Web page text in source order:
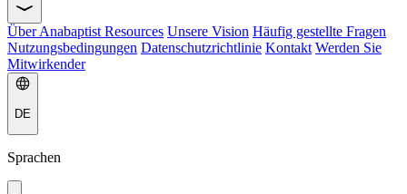
Über Anabaptist Resources Unsere Vision Häufig gestellte Fragen
Nutzungsbedingungen Datenschutzrichtlinie Kontakt Werden Sie
Mitwirkender
DE
Sprachen